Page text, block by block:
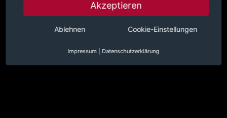
Akzeptieren
Ablehnen Cookie-Einstellungen
Impressum Datenschutzerklärung